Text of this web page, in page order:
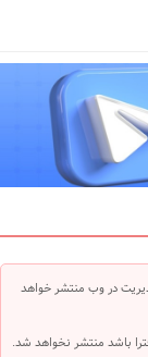
در وب منتشر خواهد
باشد منتشر نخواهد شد.